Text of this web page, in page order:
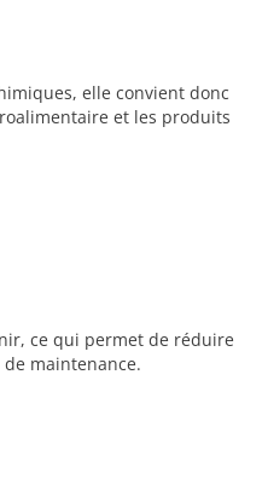
elle convient donc
et les produits
ce qui permet de réduire
maintenance.